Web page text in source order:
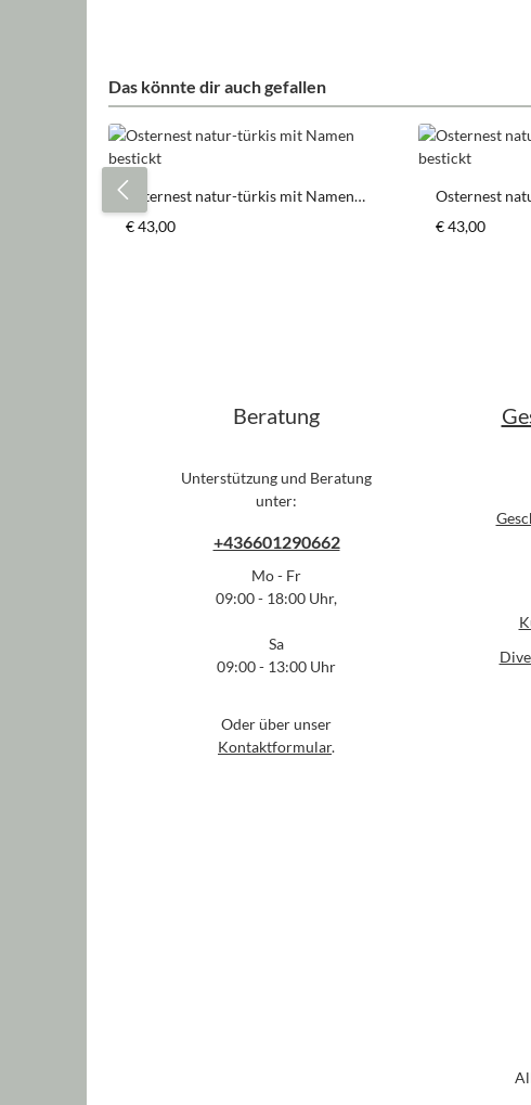
Das könnte dir auch gefallen
Produktgalerie überspringen
Osternest natur-türkis mit Namen
bestickt
Regulärer Preis:
€ 43,00
Osternest
Regulärer
€ 43,00
Beratung
Unterstützung und Beratung
unter:
+436601290662
Mo - Fr
09:00 - 18:00 Uhr,
Sa
09:00 - 13:00 Uhr
Oder über unser
Kontaktformular.